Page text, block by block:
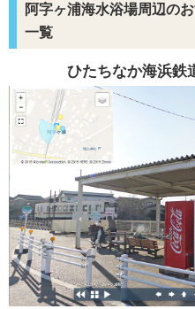
阿字ヶ浦海水浴場周辺の
一覧
ひたちなか海浜鉄